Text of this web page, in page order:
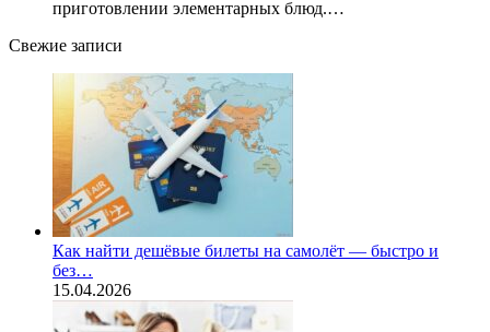
приготовлении элементарных блюд.…
Свежие записи
Как найти дешёвые билеты на самолёт — быстро и
без…
15.04.2026